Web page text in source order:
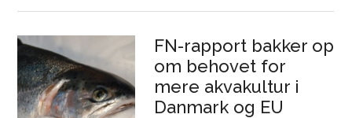
FN-rapport bakker op
om behovet for
mere akvakultur i
Danmark og EU